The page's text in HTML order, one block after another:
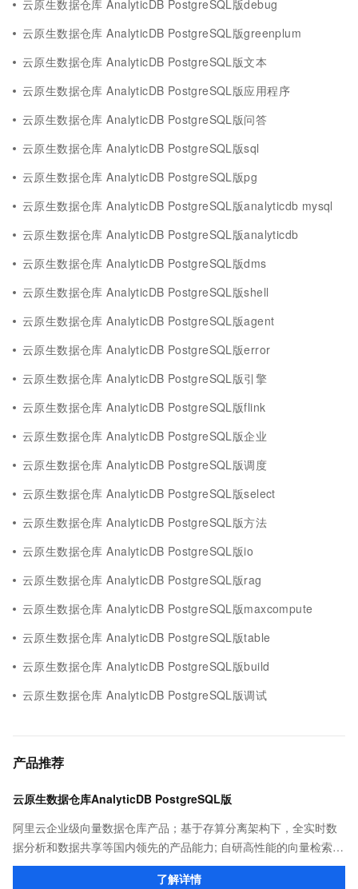
云原生数据仓库 AnalyticDB PostgreSQL版debug
云原生数据仓库 AnalyticDB PostgreSQL版greenplum
云原生数据仓库 AnalyticDB PostgreSQL版文本
云原生数据仓库 AnalyticDB PostgreSQL版应用程序
云原生数据仓库 AnalyticDB PostgreSQL版问答
云原生数据仓库 AnalyticDB PostgreSQL版sql
云原生数据仓库 AnalyticDB PostgreSQL版pg
云原生数据仓库 AnalyticDB PostgreSQL版analyticdb mysql
云原生数据仓库 AnalyticDB PostgreSQL版analyticdb
云原生数据仓库 AnalyticDB PostgreSQL版dms
云原生数据仓库 AnalyticDB PostgreSQL版shell
云原生数据仓库 AnalyticDB PostgreSQL版agent
云原生数据仓库 AnalyticDB PostgreSQL版error
云原生数据仓库 AnalyticDB PostgreSQL版引擎
云原生数据仓库 AnalyticDB PostgreSQL版flink
云原生数据仓库 AnalyticDB PostgreSQL版企业
云原生数据仓库 AnalyticDB PostgreSQL版调度
云原生数据仓库 AnalyticDB PostgreSQL版select
云原生数据仓库 AnalyticDB PostgreSQL版方法
云原生数据仓库 AnalyticDB PostgreSQL版io
云原生数据仓库 AnalyticDB PostgreSQL版rag
云原生数据仓库 AnalyticDB PostgreSQL版maxcompute
云原生数据仓库 AnalyticDB PostgreSQL版table
云原生数据仓库 AnalyticDB PostgreSQL版build
云原生数据仓库 AnalyticDB PostgreSQL版调试
产品推荐
云原生数据仓库AnalyticDB PostgreSQL版
阿里云企业级向量数据仓库产品；基于存算分离架构下，全实时数
据分析和数据共享等国内领先的产品能力; 自研高性能的向量检索引
擎，助力企业打造丰富 AIGC 应用场景。
了解详情